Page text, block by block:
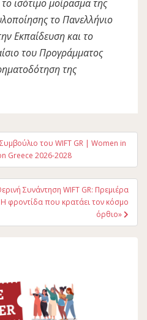
ισότιμο μοίρασμα της
το Πανελλήνιο
Εκπαίδευση και το
του Προγράμματος
της
του WIFT GR | Women in
Greece 2026-2028
Συνάντηση WIFT GR: Πρεμιέρα
φροντίδα που κρατάει τον κόσμο
όρθιο»